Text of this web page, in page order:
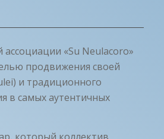
«Su Neulacoro»
продвижения своей
и традиционного
в самых аутентичных